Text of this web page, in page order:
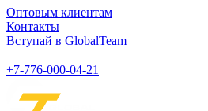
Оптовым клиентам
Контакты
Вступай в GlobalTeam
+7-776-000-04-21